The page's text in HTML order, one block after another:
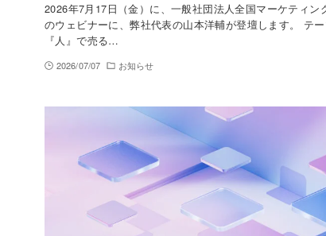
2026年7月17日（金）に、一般社団法人全国マーケティン
のウェビナーに、弊社代表の山本洋輔が登壇します。 テ
『人』で売る…
2026/07/07 お知らせ